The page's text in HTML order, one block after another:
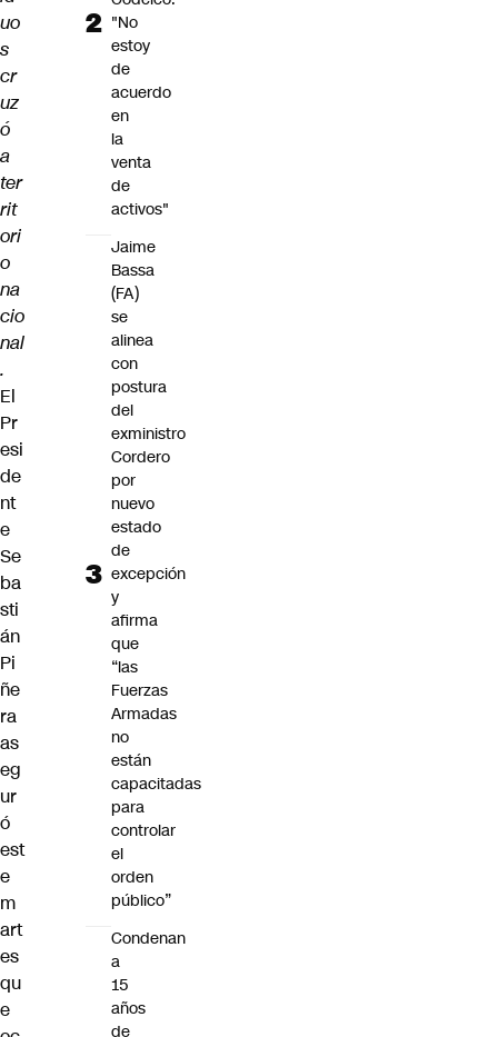
uo
s
cr
uz
ó
a
ter
rit
ori
o
na
cio
nal
.
El
Pr
esi
de
nt
e
Se
ba
sti
án
Pi
ñe
ra
as
eg
ur
ó
est
e
m
art
es
qu
e
"No
estoy
de
acuerdo
en
la
venta
de
activos"
Jaime
Bassa
(FA)
se
alinea
con
postura
del
exministro
Cordero
por
nuevo
estado
de
excepción
y
afirma
que
“las
Fuerzas
Armadas
no
están
capacitadas
para
controlar
el
orden
público”
Condenan
a
15
años
de